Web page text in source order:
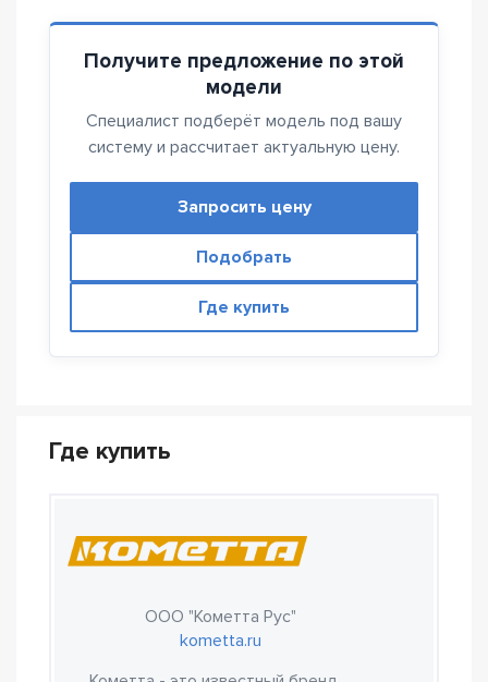
Получите предложение по этой
модели
Специалист подберёт модель под вашу
систему и рассчитает актуальную цену.
Запросить цену
Подобрать
Где купить
Где купить
ООО "Кометта Рус"
kometta.ru